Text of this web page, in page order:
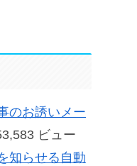
のお誘いメー
ビュー
知らせる自動